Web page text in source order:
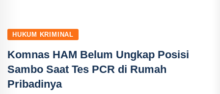
HUKUM KRIMINAL
Komnas HAM Belum Ungkap Posisi
Sambo Saat Tes PCR di Rumah
Pribadinya